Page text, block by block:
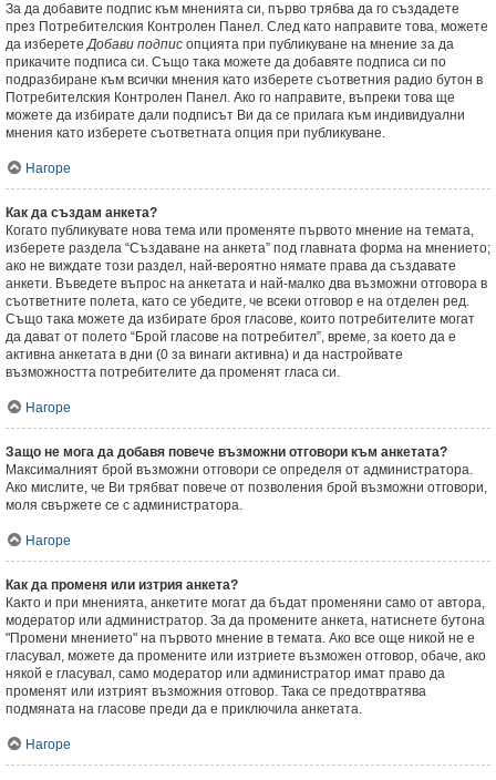
За да добавите подпис към мненията си, първо трябва да го създадете
през Потребителския Контролен Панел. След като направите това, можете
да изберетеДобави подпис опцията при публикуване на мнение за да
прикачите подписа си. Също така можете да добавяте подписа си по
подразбиране към всички мнения като изберете съответния радио бутон в
Потребителския Контролен Панел. Ако го направите, въпреки това ще
можете да избирате дали подписът Ви да се прилага към индивидуални
мнения като изберете съответната опция при публикуване.
Нагоре
Как да създам анкета?
Когато публикувате нова тема или променяте първото мнение на темата,
изберете раздела “Създаване на анкета” под главната форма на мнението;
ако не виждате този раздел, най-вероятно нямате права да създавате
анкети. Въведете въпрос на анкетата и най-малко два възможни отговора в
съответните полета, като се убедите, че всеки отговор е на отделен ред.
Също така можете да избирате броя гласове, които потребителите могат
да дават от полето “Брой гласове на потребител”, време, за което да е
активна анкетата в дни (0 за винаги активна) и да настройвате
възможността потребителите да променят гласа си.
Нагоре
Защо не мога да добавя повече възможни отговори към анкетата?
Максималният брой възможни отговори се определя от администратора.
Ако мислите, че Ви трябват повече от позволения брой възможни отговори,
моля свържете се с администратора.
Нагоре
Как да променя или изтрия анкета?
Както и при мненията, анкетите могат да бъдат променяни само от автора,
модератор или администратор. За да промените анкета, натиснете бутона
"Промени мнението" на първото мнение в темата. Ако все още никой не е
гласувал, можете да промените или изтриете възможен отговор, обаче, ако
някой е гласувал, само модератор или администратор имат право да
променят или изтрият възможния отговор. Така се предотвратява
подмяната на гласове преди да е приключила анкетата.
Нагоре